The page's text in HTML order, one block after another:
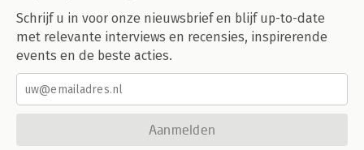
Schrijf u in voor onze nieuwsbrief en blijf up-to-date
met relevante interviews en recensies, inspirerende
events en de beste acties.
Aanmelden